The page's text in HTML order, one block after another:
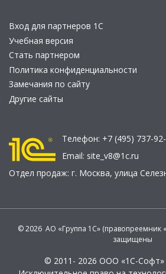
Вход для партнеров 1С
Учебная версия
Стать партнером
Политика конфиденциальности
Замечания по сайту
Другие сайты
Телефон: +7 (495) 737-
Email: site_v8@1c.ru
Отдел продаж: г. Москва, улица
© 2026 АО «Группа 1С» (правопреемник
защищены
© 2011- 2026 ООО «1С-Софт»